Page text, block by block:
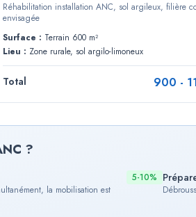
Réhabilitation installation ANC, sol argileux, filière
envisagée
Surface : Terrain 600 m²
Lieu : Zone rurale, sol argilo-limoneux
Total 900 -
?
la mobilisation est
5-10%